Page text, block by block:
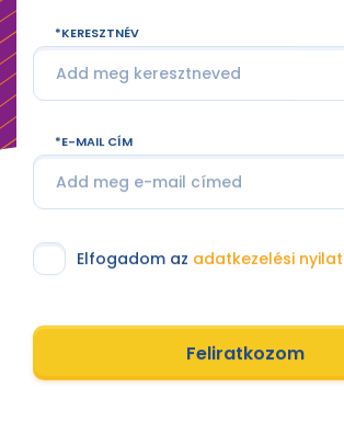
KERESZTNÉV
E-MAIL CÍM
Elfogadom az adatkezelési
Feliratkozom